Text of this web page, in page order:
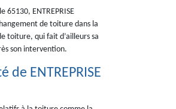
ENTREPRISE
de toiture dans la
toiture, qui fait d’ailleurs sa
son intervention.
ENTREPRISE